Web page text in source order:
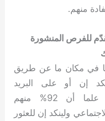
منهم.
للفرص المنشورة
في مكان ما عن طريق
إن أو على البريد
الإلكتروني مع المشغلين، علما أن 92% منهم
ولينكد إن للعثور